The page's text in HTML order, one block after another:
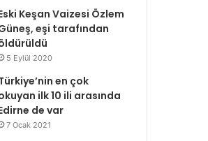
Keşan Vaizesi Özlem
eşi tarafından
5 Eylül 2020
en çok
ilk 10 ili arasında
de var
7 Ocak 2021